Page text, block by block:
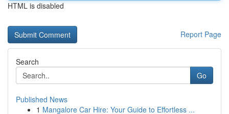
HTML is disabled
Report Page
Search
Go
Published News
1 Mangalore Car Hire: Your Guide to Effortless ...